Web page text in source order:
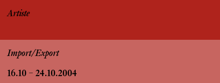
Artiste
Import/Export
16.10 – 24.10.2004